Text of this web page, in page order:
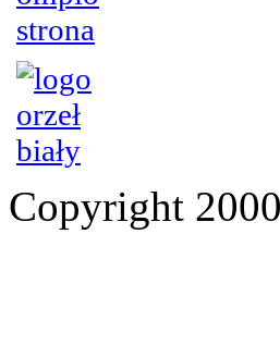
Copyright